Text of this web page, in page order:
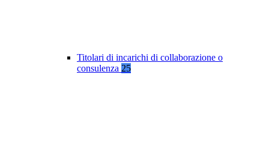
Titolari di incarichi di collaborazione o
consulenza 25